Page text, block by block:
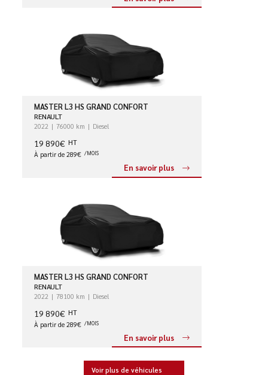
MASTER L3 HS GRAND CONFORT
RENAULT
2022 76000 km Diesel
19 890€ HT
À partir de 289€ /MOIS
En savoir plus
MASTER L3 HS GRAND CONFORT
RENAULT
2022 78100 km Diesel
19 890€ HT
À partir de 289€ /MOIS
En savoir plus
Voir plus de véhicules